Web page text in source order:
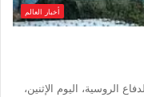
أخبار العالم
أعلنت وزارة الدفاع الروسية، اليوم الإثنين،